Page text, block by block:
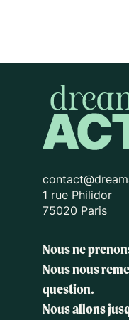
1 rue Philidor
75020 Paris
Nous ne
Nous nous
question.
Nous allons